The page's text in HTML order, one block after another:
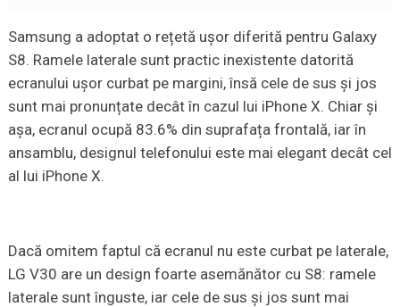
Samsung a adoptat o rețetă ușor diferită pentru Galaxy
S8. Ramele laterale sunt practic inexistente datorită
ecranului ușor curbat pe margini, însă cele de sus și jos
sunt mai pronunțate decât în cazul lui iPhone X. Chiar și
așa, ecranul ocupă 83.6% din suprafața frontală, iar în
ansamblu, designul telefonului este mai elegant decât cel
al lui iPhone X.
Dacă omitem faptul că ecranul nu este curbat pe laterale,
LG V30 are un design foarte asemănător cu S8: ramele
laterale sunt înguste, iar cele de sus și jos sunt mai